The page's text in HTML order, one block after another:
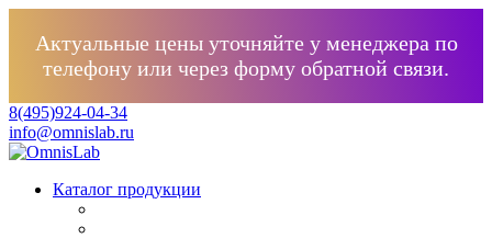
Актуальные цены уточняйте у менеджера по
телефону или через форму обратной связи.
8(495)924-04-34
info@omnislab.ru
Каталог продукции